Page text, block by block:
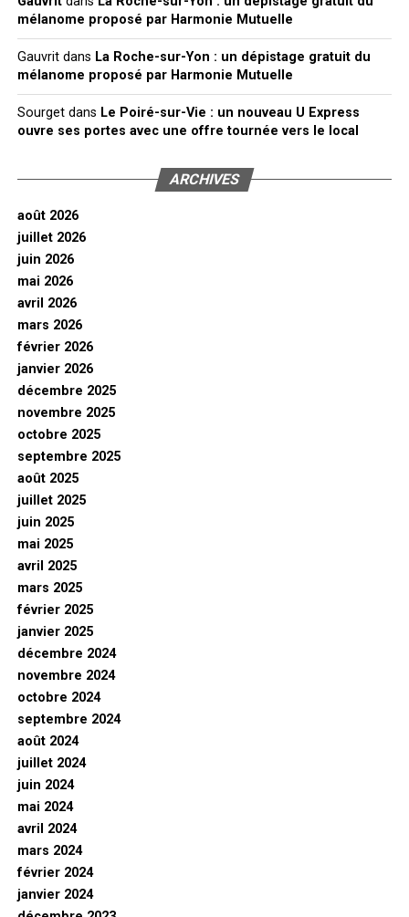
mélanome proposé par Harmonie Mutuelle
Gauvritdans La Roche-sur-Yon : un dépistage gratuit du
mélanome proposé par Harmonie Mutuelle
Sourgetdans Le Poiré-sur-Vie : un nouveau U Express
ouvre ses portes avec une offre tournée vers le local
ARCHIVES
août 2026
juillet 2026
juin 2026
mai 2026
avril 2026
mars 2026
février 2026
janvier 2026
décembre 2025
novembre 2025
octobre 2025
septembre 2025
août 2025
juillet 2025
juin 2025
mai 2025
avril 2025
mars 2025
février 2025
janvier 2025
décembre 2024
novembre 2024
octobre 2024
septembre 2024
août 2024
juillet 2024
juin 2024
mai 2024
avril 2024
mars 2024
février 2024
janvier 2024